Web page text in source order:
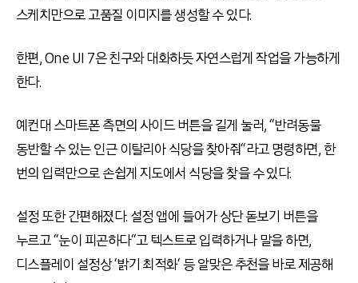
스케치만으로 고품질 이미지를 생성할 수 있다.
한편, One UI 7은 친구와 대화하듯 자연스럽게 작업을 가능하게
한다.
예컨대 스마트폰 측면의 사이드 버튼을 길게 눌러, “반려동물
동반할 수 있는 인근 이탈리아 식당을 찾아줘“라고 명령하면, 한
번의 입력만으로 손쉽게 지도에서 식당을 찾을 수 있다.
설정 또한 간편해졌다. 설정 앱에 들어가 상단 돋보기 버튼을
누르고“눈이 피곤하다“고 텍스트로 입력하거나 말을 하면,
디스플레이 설정상‘밝기 최적화‘등 알맞은 추천을 바로 제공해